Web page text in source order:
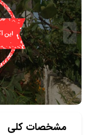
مشخصات کلی